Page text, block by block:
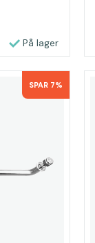
På lager
SPAR 7%